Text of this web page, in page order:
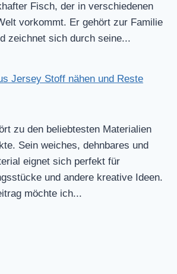
Fisch, der in verschiedenen
vorkommt. Er gehört zur Familie
zeichnet sich durch seine...
Jersey Stoff nähen und Reste
zu den beliebtesten Materialien
Sein weiches, dehnbares und
eignet sich perfekt für
und andere kreative Ideen.
möchte ich...